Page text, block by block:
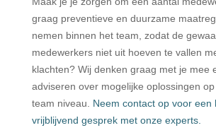
graag preventieve en duurzame
nemen binnen het team, zodat de
medewerkers niet uit hoeven te vallen
klachten? Wij denken graag met je mee
adviseren over mogelijke oplossingen
team niveau. Neem contact op voor een
vrijblijvend gesprek met onze experts.